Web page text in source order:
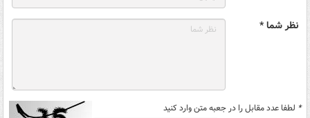
نظر شما *
* لطفا عدد مقابل را در جعبه متن وارد کنید